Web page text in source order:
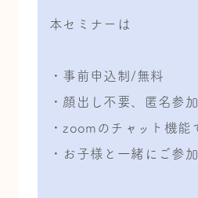
本セミナーは
・事前申込制/無料
・顔出し不要、匿名参
・zoomのチャット機能
・お子様と一緒にご参